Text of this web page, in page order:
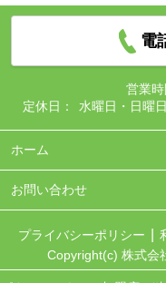
電
営業時
定休日：
水曜日・日曜
ホーム
お問い合わせ
プライバシーポリシー
Copyright(c) 株式会